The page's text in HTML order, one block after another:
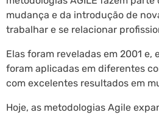
mudança e da introdução de
trabalhar e se relacionar
Elas foram reveladas em 2001 e,
foram aplicadas em diferentes
com excelentes resultados em
Hoje, as metodologias Agile